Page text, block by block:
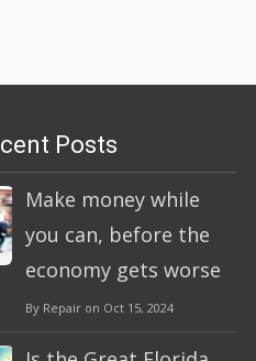
Posts
Make money while
you can, before the
economy gets worse
By Repair on Oct 15, 2024